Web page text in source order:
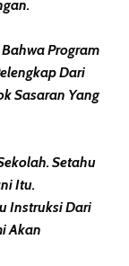
Program
Dari
Sasaran Yang
Setahu
Itu.
Instruksi Dari
Akan